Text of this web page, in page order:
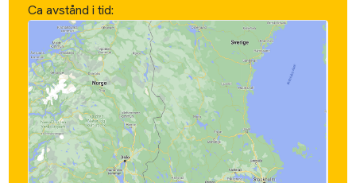
Ca avstånd i tid: